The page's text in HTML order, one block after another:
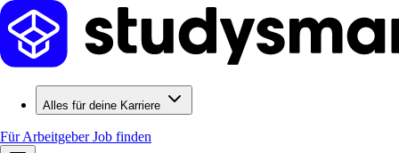
Alles für deine Karriere
Für ArbeitgeberJob finden